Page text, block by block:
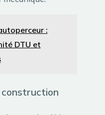
:
DTU et
construction